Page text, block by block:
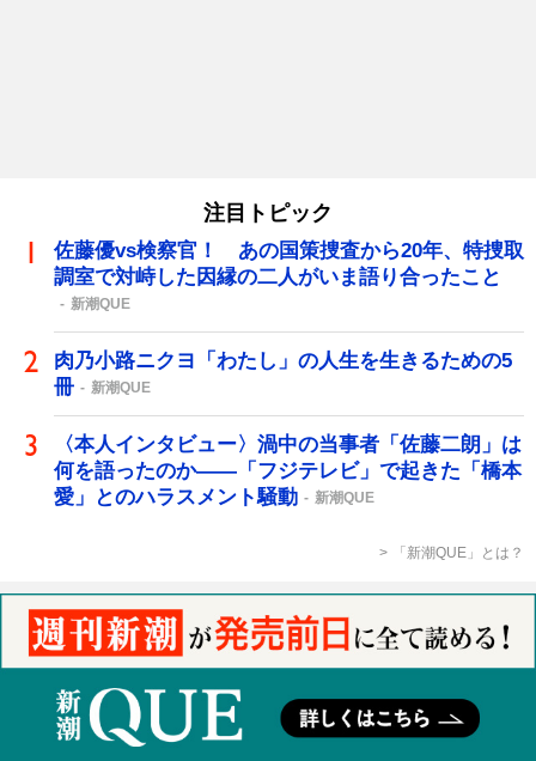
注目トピック
佐藤優vs検察官！ あの国策捜査から20年、特捜取
調室で対峙した因縁の二人がいま語り合ったこと
新潮QUE
肉乃小路ニクヨ「わたし」の人生を生きるための5
冊
新潮QUE
〈本人インタビュー〉渦中の当事者「佐藤二朗」は
何を語ったのか――「フジテレビ」で起きた「橋本
愛」とのハラスメント騒動
新潮QUE
「新潮QUE」とは？